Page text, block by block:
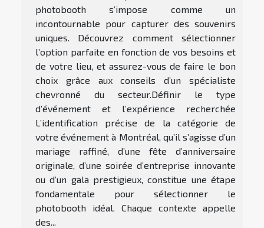
photobooth s’impose comme un
incontournable pour capturer des souvenirs
uniques. Découvrez comment sélectionner
l’option parfaite en fonction de vos besoins et
de votre lieu, et assurez-vous de faire le bon
choix grâce aux conseils d’un spécialiste
chevronné du secteur.Définir le type
d’événement et l’expérience recherchée
L’identification précise de la catégorie de
votre événement à Montréal, qu’il s’agisse d’un
mariage raffiné, d’une fête d’anniversaire
originale, d’une soirée d’entreprise innovante
ou d’un gala prestigieux, constitue une étape
fondamentale pour sélectionner le
photobooth idéal. Chaque contexte appelle
des...